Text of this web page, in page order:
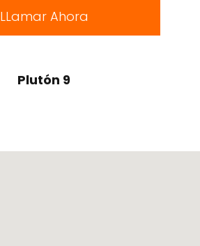
LLamar Ahora
Plutón 9